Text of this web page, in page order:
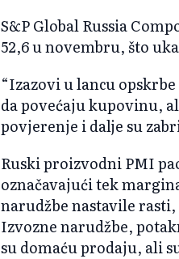
S&P Global Russia
52,6 u novembru, što
“Izazovi u lancu
da povećaju kupovinu,
povjerenje i dalje su
Ruski proizvodni PMI
označavajući tek
narudžbe nastavile
Izvozne narudžbe,
su domaću prodaju, ali